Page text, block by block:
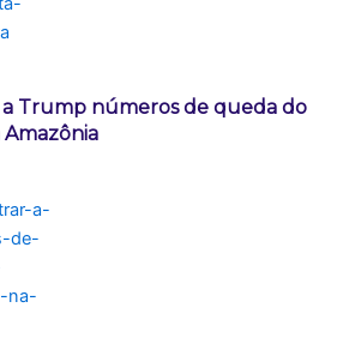
Trump números de queda do